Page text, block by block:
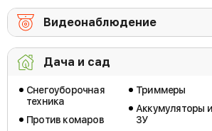
Видеонаблюдение
Дача и сад
Снегоуборочная
техника
Против комаров
Триммеры
Аккумуляторы и
ЗУ